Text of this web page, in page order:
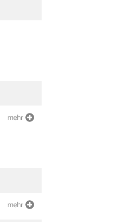
mehr
mehr